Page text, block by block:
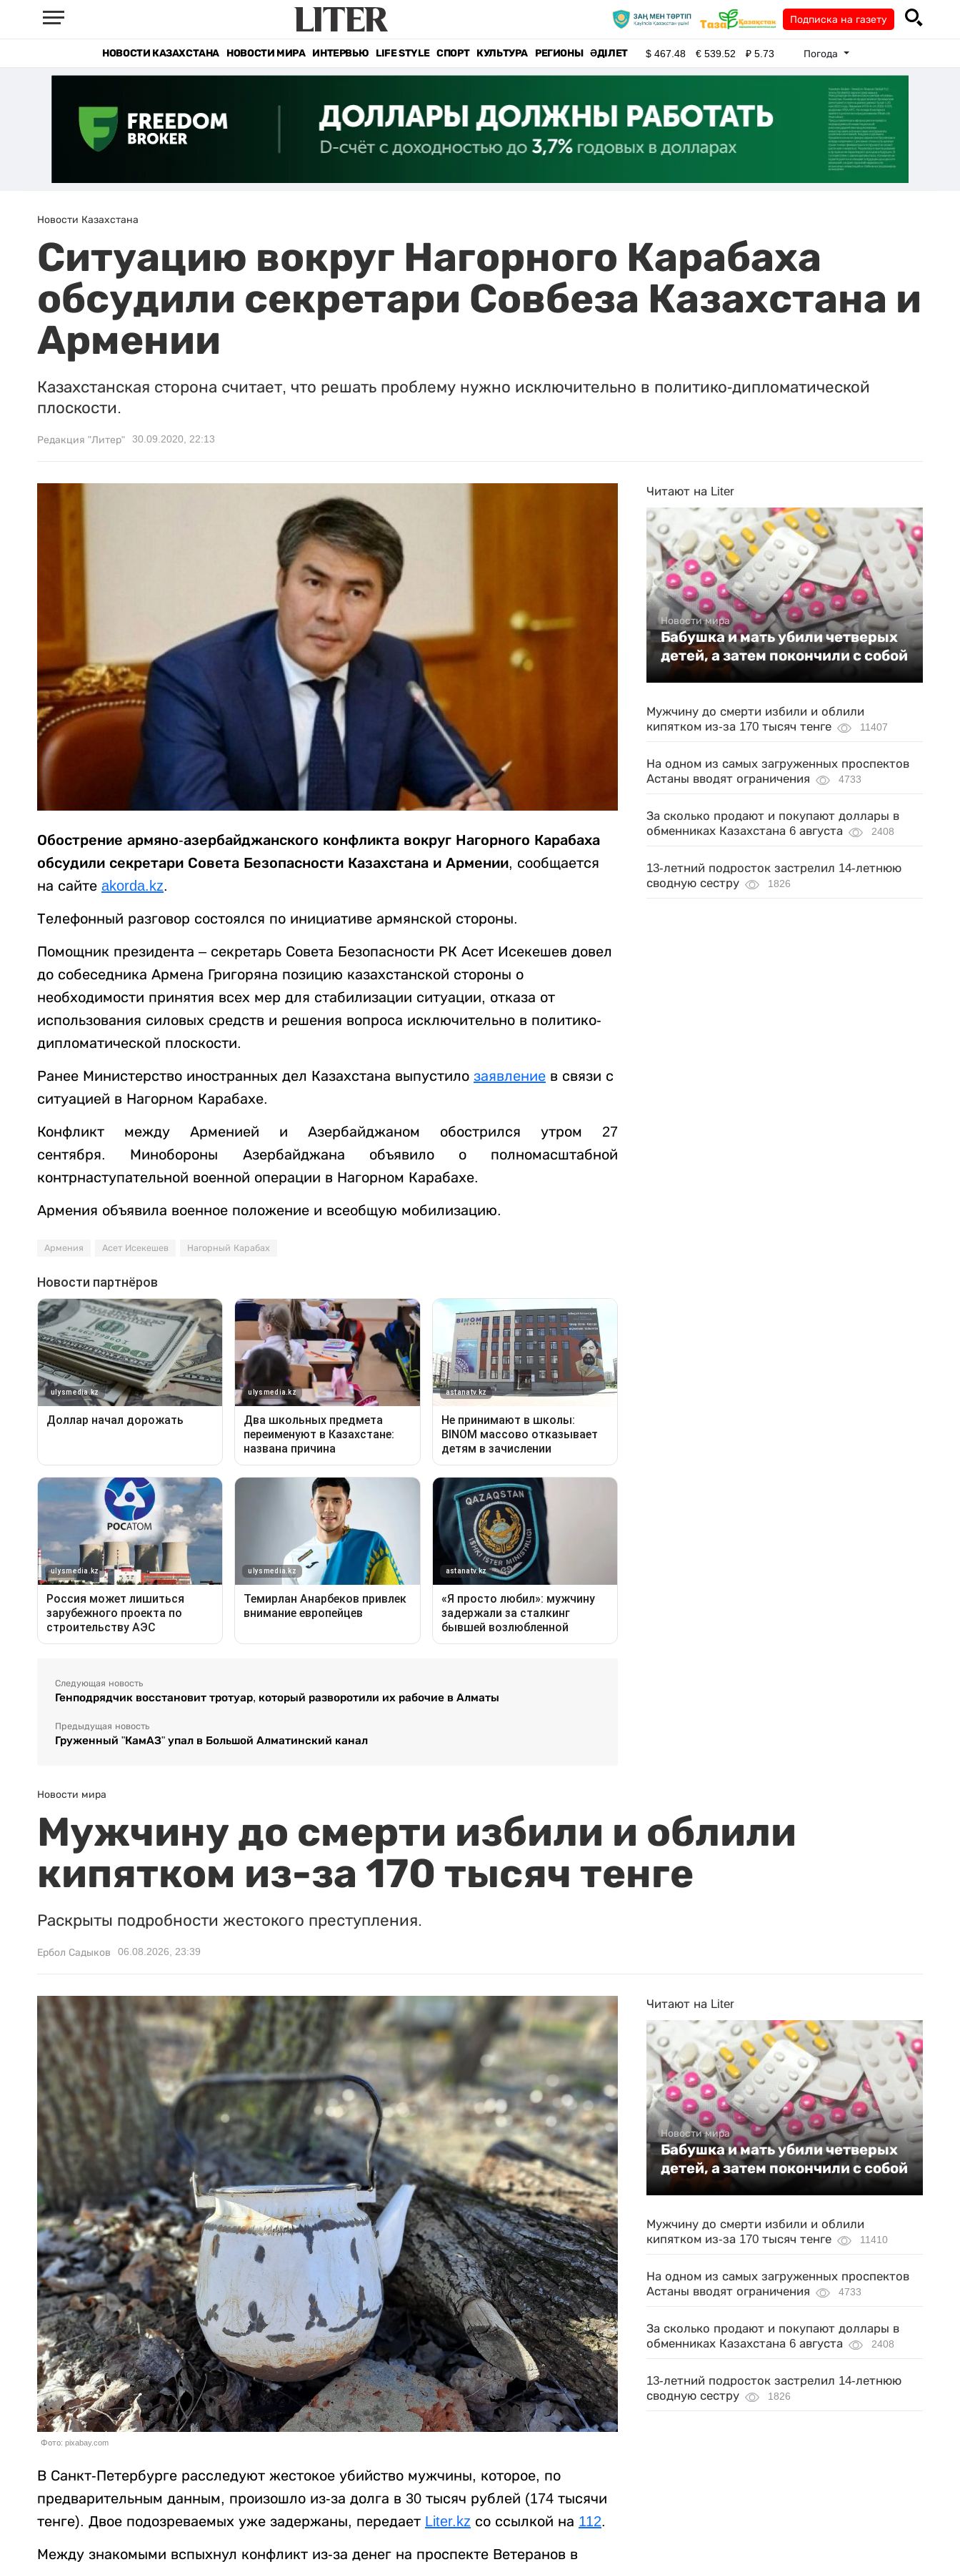
Подписка на газету
НОВОСТИ КАЗАХСТАНА НОВОСТИ МИРА ИНТЕРВЬЮ LIFE STYLE СПОРТ КУЛЬТУРА РЕГИОНЫ ӘДІЛЕТ $467.48 €539.52 ₽5.73 Погода
Новости Казахстана
Ситуацию вокруг Нагорного Карабаха
обсудили секретари Совбеза Казахстана и
Армении
Казахстанская сторона считает, что решать проблему нужно исключительно в политико-дипломатической
плоскости.
Редакция "Литер" 30.09.2020, 22:13
Обострение армяно-азербайджанского конфликта вокруг Нагорного Карабаха
обсудили секретари Совета Безопасности Казахстана и Армении, сообщается
на сайте akorda.kz.
Телефонный разговор состоялся по инициативе армянской стороны.
Помощник президента – секретарь Совета Безопасности РК Асет Исекешев довел
до собеседника Армена Григоряна позицию казахстанской стороны о
необходимости принятия всех мер для стабилизации ситуации, отказа от
использования силовых средств и решения вопроса исключительно в политико-
дипломатической плоскости.
Ранее Министерство иностранных дел Казахстана выпустило заявление в связи с
ситуацией в Нагорном Карабахе.
Конфликт между Арменией и Азербайджаном обострился утром 27
сентября. Минобороны Азербайджана объявило о полномасштабной
контрнаступательной военной операции в Нагорном Карабахе.
Армения объявила военное положение и всеобщую мобилизацию.
Армения Асет Исекешев Нагорный Карабах
Следующая новость
Генподрядчик восстановит тротуар, который разворотили их рабочие в Алматы
Предыдущая новость
Груженный "КамАЗ" упал в Большой Алматинский канал
Читают на Liter
Новости мира
Бабушка и мать убили четверых
детей, а затем покончили с собой
Мужчину до смерти избили и облили
кипятком из-за 170 тысяч тенге
11407
На одном из самых загруженных проспектов
Астаны вводят ограничения
4733
За сколько продают и покупают доллары в
обменниках Казахстана 6 августа
2408
13-летний подросток застрелил 14-летнюю
сводную сестру
1826
Новости мира
Мужчину до смерти избили и облили
кипятком из-за 170 тысяч тенге
Раскрыты подробности жестокого преступления.
Ербол Садыков 06.08.2026, 23:39
Фото: pixabay.com
В Санкт-Петербурге расследуют жестокое убийство мужчины, которое, по
предварительным данным, произошло из-за долга в 30 тысяч рублей (174 тысячи
тенге). Двое подозреваемых уже задержаны, передает Liter.kz со ссылкой на 112.
Между знакомыми вспыхнул конфликт из-за денег на проспекте Ветеранов в
Читают на Liter
Новости мира
Бабушка и мать убили четверых
детей, а затем покончили с собой
Мужчину до смерти избили и облили
кипятком из-за 170 тысяч тенге
11410
На одном из самых загруженных проспектов
Астаны вводят ограничения
4733
За сколько продают и покупают доллары в
обменниках Казахстана 6 августа
2408
13-летний подросток застрелил 14-летнюю
сводную сестру
1826